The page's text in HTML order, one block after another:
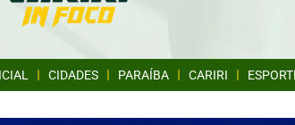
CIDADES PARAÍBA CARIRI